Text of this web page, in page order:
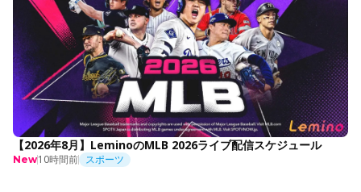
【2026年8月】LeminoのMLB 2026ライブ配信スケジュール
New10時間前 スポーツ